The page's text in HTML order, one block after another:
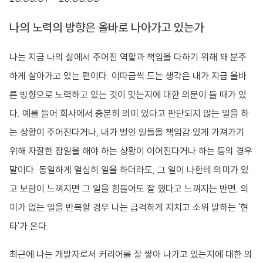
나의 노력의 방향은 올바로 나아가고 있는가
나는 지금 나의 삶에서 주어진 역할과 책임을 다하기 위해 꽤 분주
하게 살아가고 있는 편이다. 이따금씩 드는 생각은 내가 지금 올바
른 방향으로 노력하고 있는 것이 맞는지에 대한 의문이 들 때가 있
다. 예를 들어 회사에서 충분히 의미 있다고 판단되지 않는 일을 하
는 상황이 주어진다거나, 내가 벌인 일들을 책임감 있게 가져가기
위해 자잘한 잡일을 해야 하는 상황이 이어진다거나 하는 등의 경우
말이다. 동일하게 열심히 일을 하더라도, 그 일이 나한테 의미가 있
고 보람이 느껴지면 그 일을 힘들어도 잘 했다고 느껴지는 반면, 의
미가 없는 일을 반복할 경우 나는 급격하게 지치고 소위 말하는 '현
타'가 온다.
최근에 나는 개발자로서 커리어를 잘 쌓아 나가고 있는지에 대한 의